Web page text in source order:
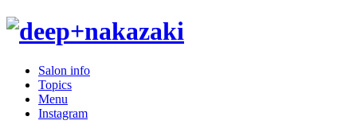
Salon info
Topics
Menu
Instagram